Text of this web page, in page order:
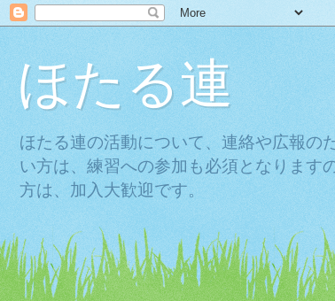
ほたる連
ほたる連の活動について、連絡や広報
い方は、練習への参加も必須となります
方は、加入大歓迎です。